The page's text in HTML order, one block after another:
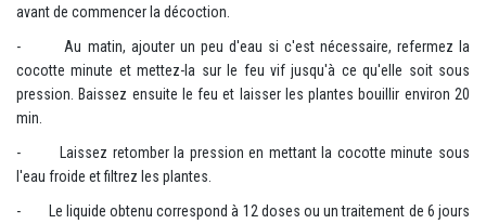
avant de commencer la décoction.
- Au matin, ajouter un peu d'eau si c'est nécessaire, refermez la
cocotte minute et mettez-la sur le feu vif jusqu'à ce qu'elle soit sous
pression. Baissez ensuite le feu et laisser les plantes bouillir environ 20
min.
- Laissez retomber la pression en mettant la cocotte minute sous
l'eau froide et filtrez les plantes.
- Le liquide obtenu correspond à 12 doses ou un traitement de 6 jours